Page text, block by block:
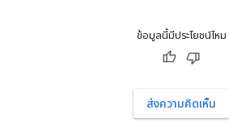
ข้อมูลนี้มีประโยชน์ไหม
ส่งความคิดเห็น